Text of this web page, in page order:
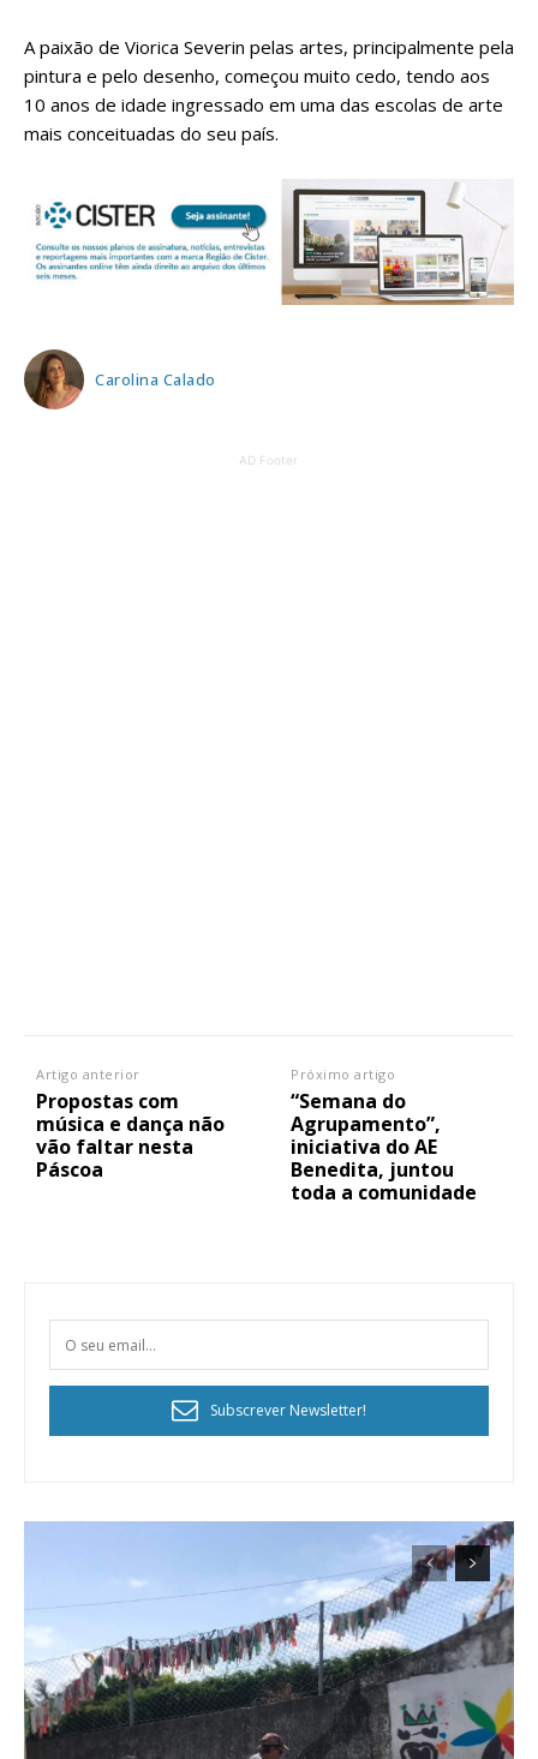
A paixão de Viorica Severin pelas artes, principalmente pela
pintura e pelo desenho, começou muito cedo, tendo aos
10 anos de idade ingressado em uma das escolas de arte
mais conceituadas do seu país.
Carolina Calado
AD Footer
Artigo anterior
Propostas com
música e dança não
vão faltar nesta
Páscoa
Próximo artigo
“Semana do
Agrupamento”,
iniciativa do AE
Benedita, juntou
toda a comunidade
Subscrever Newsletter!